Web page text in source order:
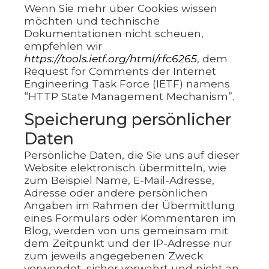
Wenn Sie mehr über Cookies wissen
möchten und technische
Dokumentationen nicht scheuen,
empfehlen wir
https://tools.ietf.org/html/rfc6265, dem
Request for Comments der Internet
Engineering Task Force (IETF) namens
“HTTP State Management Mechanism”.
Speicherung persönlicher
Daten
Persönliche Daten, die Sie uns auf dieser
Website elektronisch übermitteln, wie
zum Beispiel Name, E-Mail-Adresse,
Adresse oder andere persönlichen
Angaben im Rahmen der Übermittlung
eines Formulars oder Kommentaren im
Blog, werden von uns gemeinsam mit
dem Zeitpunkt und der IP-Adresse nur
zum jeweils angegebenen Zweck